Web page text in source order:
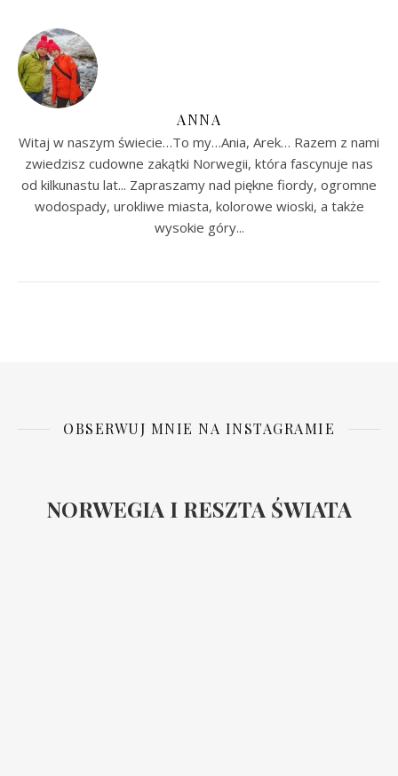
ANNA
Witaj w naszym świecie…To my…Ania, Arek… Razem z nami
zwiedzisz cudowne zakątki Norwegii, która fascynuje nas
od kilkunastu lat... Zapraszamy nad piękne fiordy, ogromne
wodospady, urokliwe miasta, kolorowe wioski, a także
wysokie góry...
OBSERWUJ MNIE NA INSTAGRAMIE
NORWEGIA I RESZTA ŚWIATA